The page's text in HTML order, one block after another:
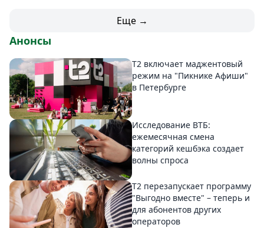
Еще →
Анонсы
Т2 включает маджентовый
режим на "Пикнике Афиши"
в Петербурге
Исследование ВТБ:
ежемесячная смена
категорий кешбэка создает
волны спроса
Т2 перезапускает программу
"Выгодно вместе" – теперь и
для абонентов других
операторов